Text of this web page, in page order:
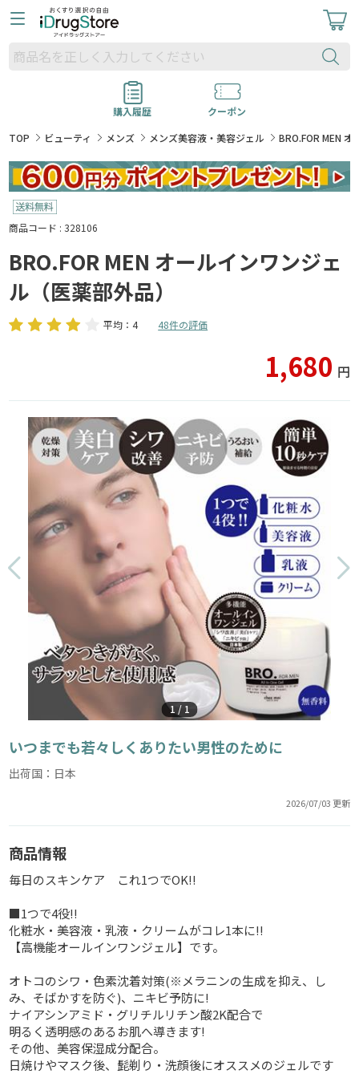
購入履歴
クーポン
TOP
ビューティ メンズ メンズ美容液・美容ジェル BRO.FOR MEN
商品コード : 328106
BRO.FOR MEN オールインワンジェ
ル（医薬部外品）
平均：4 48件の評価
1,680 円
1 / 1
いつまでも若々しくありたい男性のために
出荷国：日本
2026/07/03 更新
商品情報
毎日のスキンケア これ1つでOK!!
■1つで4役!!
化粧水・美容液・乳液・クリームがコレ1本に!!
【高機能オールインワンジェル】です。
オトコのシワ・色素沈着対策(※メラニンの生成を抑え、し
み、そばかすを防ぐ)、ニキビ予防に!
ナイアシンアミド・グリチルリチン酸2K配合で
明るく透明感のあるお肌へ導きます!
その他、美容保湿成分配合。
日焼けやマスク後、髭剃り・洗顔後にオススメのジェルです